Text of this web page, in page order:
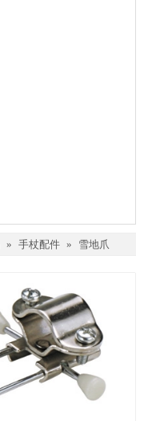
» 手杖配件 » 雪地爪